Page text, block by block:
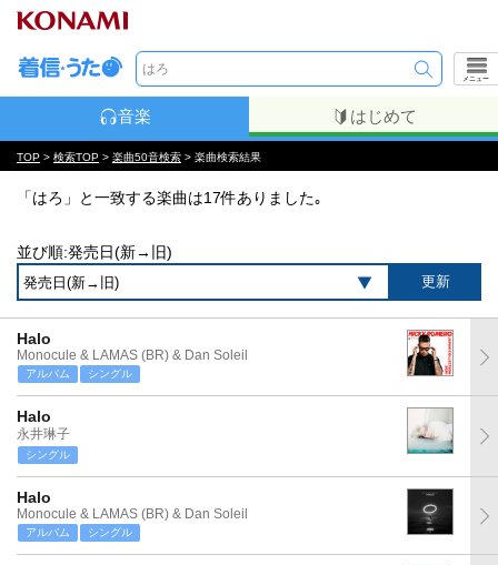
メニュー
音楽 はじめて
TOP > 検索TOP > 楽曲50音検索 > 楽曲検索結果
「はろ」と一致する楽曲は17件ありました｡
並び順:発売日(新→旧)
Halo
Monocule & LAMAS (BR) & Dan Soleil
アルバム シングル
Halo
永井琳子
シングル
Halo
Monocule & LAMAS (BR) & Dan Soleil
アルバム シングル